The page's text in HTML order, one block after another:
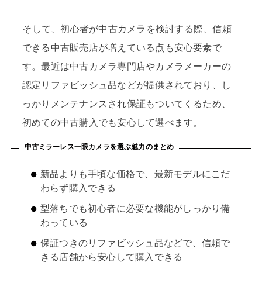
そして、初心者が中古カメラを検討する際、信頼
できる中古販売店が増えている点も安心要素で
す。最近は中古カメラ専門店やカメラメーカーの
認定リファビッシュ品などが提供されており、し
っかりメンテナンスされ保証もついてくるため、
初めての中古購入でも安心して選べます。
中古ミラーレス一眼カメラを選ぶ魅力のまとめ
新品よりも手頃な価格で、最新モデルにこだ
わらず購入できる
型落ちでも初心者に必要な機能がしっかり備
わっている
保証つきのリファビッシュ品などで、信頼で
きる店舗から安心して購入できる